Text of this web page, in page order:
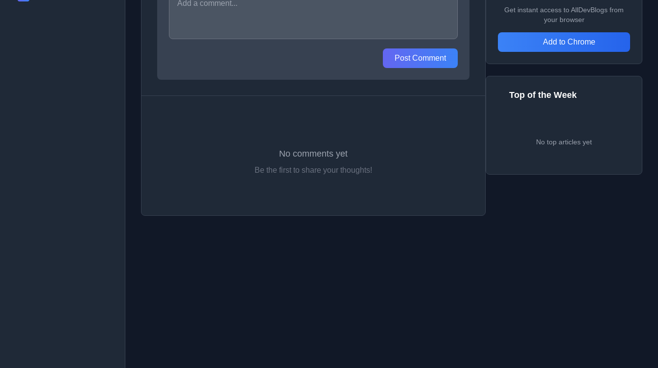
Post Comment
No comments yet
Be the first to share your thoughts!
Get instant access to AllDevBlogs from
your browser
Add to Chrome
Top of the Week
No top articles yet